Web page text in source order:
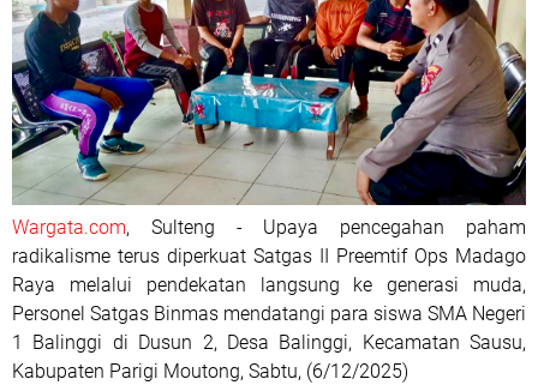
Wargata.com, Sulteng - Upaya pencegahan paham
radikalisme terus diperkuat Satgas II Preemtif Ops Madago
Raya melalui pendekatan langsung ke generasi muda,
Personel Satgas Binmas mendatangi para siswa SMA Negeri
1 Balinggi di Dusun 2, Desa Balinggi, Kecamatan Sausu,
Kabupaten Parigi Moutong, Sabtu, (6/12/2025)